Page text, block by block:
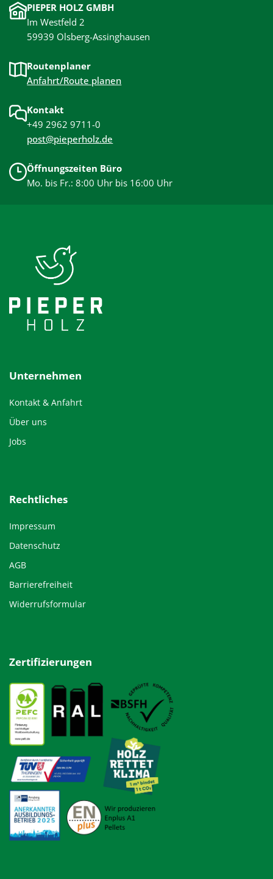
PIEPER HOLZ GMBH
Im Westfeld 2
59939 Olsberg-Assinghausen
Routenplaner
Anfahrt/Route planen
Kontakt
+49 2962 9711-0
post@pieperholz.de
Öffnungszeiten Büro
Mo. bis Fr.: 8:00 Uhr bis 16:00 Uhr
Unternehmen
Kontakt & Anfahrt
Über uns
Jobs
Rechtliches
Impressum
Datenschutz
AGB
Barrierefreiheit
Widerrufsformular
Zertifizierungen